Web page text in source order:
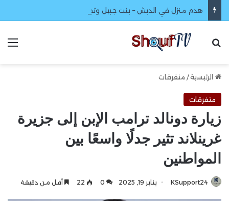
بحث عن
الرئيسية/ متفرقات
متفرقات
زيارة دونالد ترامب الإبن إلى جزيرة
غرينلاند تثير جدلًا واسعًا بين
المواطنين
KSupport24 يناير 19, 2025 0
22 أقل من دقيقة